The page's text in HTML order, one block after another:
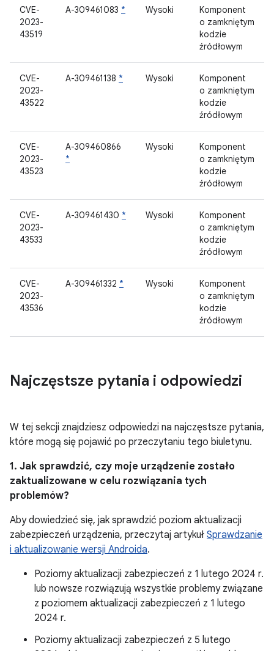
CVE-
2023-
43519
A-309461083 * Wysoki
Komponent
o zamkniętym
kodzie
źródłowym
CVE-
2023-
43522
A-309461138 * Wysoki
Komponent
o zamkniętym
kodzie
źródłowym
CVE-
2023-
43523
A-309460866
*
Wysoki
Komponent
o zamkniętym
kodzie
źródłowym
CVE-
2023-
43533
A-309461430 * Wysoki
Komponent
o zamkniętym
kodzie
źródłowym
CVE-
2023-
43536
A-309461332 * Wysoki
Komponent
o zamkniętym
kodzie
źródłowym
Najczęstsze pytania i odpowiedzi
W tej sekcji znajdziesz odpowiedzi na najczęstsze pytania,
które mogą się pojawić po przeczytaniu tego biuletynu.
1. Jak sprawdzić, czy moje urządzenie zostało
zaktualizowane w celu rozwiązania tych
problemów?
Aby dowiedzieć się, jak sprawdzić poziom aktualizacji
zabezpieczeń urządzenia, przeczytaj artykuł Sprawdzanie
i aktualizowanie wersji Androida.
Poziomy aktualizacji zabezpieczeń z 1 lutego 2024 r.
lub nowsze rozwiązują wszystkie problemy związane
z poziomem aktualizacji zabezpieczeń z 1 lutego
2024 r.
Poziomy aktualizacji zabezpieczeń z 5 lutego